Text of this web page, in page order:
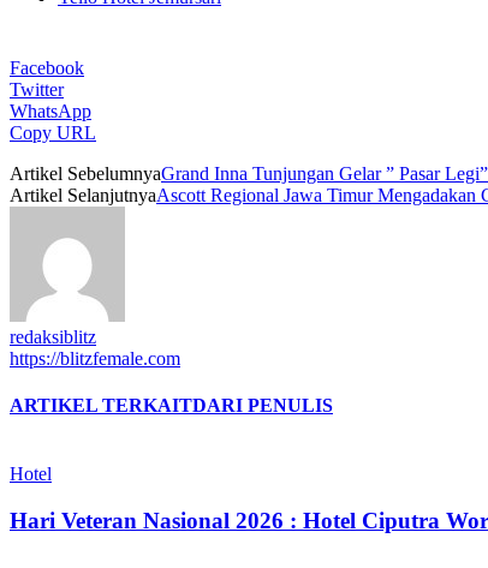
Facebook
Twitter
WhatsApp
Copy URL
Artikel SebelumnyaGrand Inna Tunjungan Gelar ” Pasar
Artikel SelanjutnyaAscott Regional Jawa Timur Mengadakan
redaksiblitz
https://blitzfemale.com
ARTIKEL TERKAITDARI PENULIS
Hotel
Hari Veteran Nasional 2026 : Hotel Ciputra